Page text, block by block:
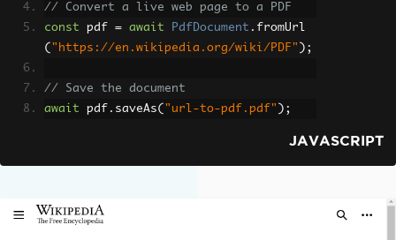
// Convert a live web page to a PDF
const pdf = await PdfDocument . fromUrl
( "https://en.wikipedia.org/wiki/PDF" );
// Save the document
await pdf . saveAs( "url-to-pdf.pdf" );
JAVASCRIPT